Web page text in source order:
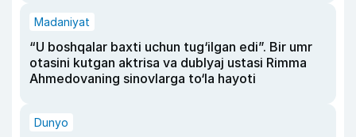
Madaniyat
“U boshqalar baxti uchun tug‘ilgan edi”. Bir umr
otasini kutgan aktrisa va dublyaj ustasi Rimma
Ahmedovaning sinovlarga to‘la hayoti
Dunyo